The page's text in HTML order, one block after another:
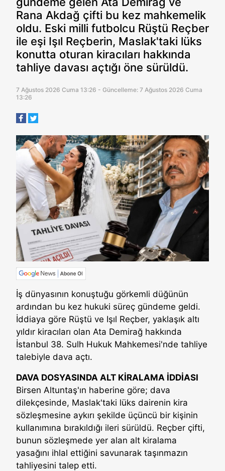
Rana Akdağ çifti bu kez mahkemelik
oldu. Eski milli futbolcu Rüştü Reçber
ile eşi Işıl Reçberin, Maslak'taki lüks
konutta oturan kiracıları hakkında
tahliye davası açtığı öne sürüldü.
7 Ağustos 2026 Cuma 13:26 - Güncelleme: 7 Ağustos 2026 Cuma
13:26
İş dünyasının konuştuğu görkemli düğünün
ardından bu kez hukuki süreç gündeme geldi.
İddiaya göre Rüştü ve Işıl Reçber, yaklaşık altı
yıldır kiracıları olan Ata Demirağ hakkında
İstanbul 38. Sulh Hukuk Mahkemesi'nde tahliye
talebiyle dava açtı.
DAVA DOSYASINDA ALT KİRALAMA İDDİASI
Birsen Altuntaş'ın haberine göre; dava
dilekçesinde, Maslak'taki lüks dairenin kira
sözleşmesine aykırı şekilde üçüncü bir kişinin
kullanımına bırakıldığı ileri sürüldü. Reçber çifti,
bunun sözleşmede yer alan alt kiralama
yasağını ihlal ettiğini savunarak taşınmazın
tahliyesini talep etti.